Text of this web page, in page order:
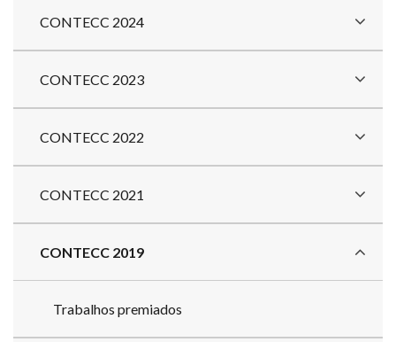
CONTECC 2024
CONTECC 2023
CONTECC 2022
CONTECC 2021
CONTECC 2019
Trabalhos premiados